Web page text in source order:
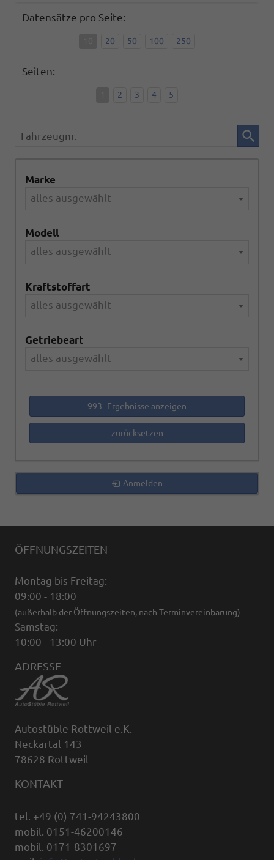
Datensätze pro Seite:
20 50 100 250
Seiten:
2 3 4 5
Fahrzeugnr.
Marke
alles ausgewählt
Modell
alles ausgewählt
Kraftstoffart
alles ausgewählt
Getriebeart
alles ausgewählt
993 Ergebnisse anzeigen
zurücksetzen
Anmelden
ÖFFNUNGSZEITEN
Montag bis Freitag:
09:00 - 18:00
(außerhalb der Öffnungszeiten, nach Terminvereinbarung)
Samstag:
10:00 - 13:00 Uhr
ADRESSE
Autostüble Rottweil e.K.
Neckartal 143
78628 Rottweil
KONTAKT
tel. +49 (0) 741-94243800
mobil. 0151-46200146
mobil. 0171-8301697